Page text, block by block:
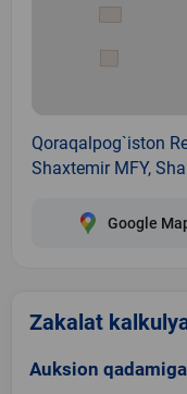
Qoraqalpog`iston
Shaxtemir MFY,
Google
Zakalat
Auksion